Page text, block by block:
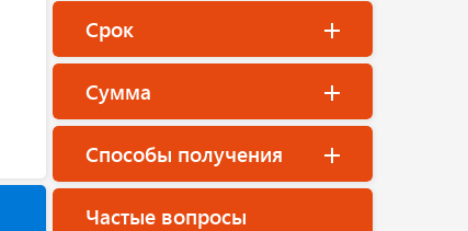
Срок
Сумма
Способы получения
Частые вопросы